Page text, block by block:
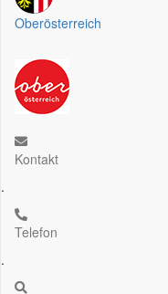
Oberösterreich
Kontakt
.
Telefon
.